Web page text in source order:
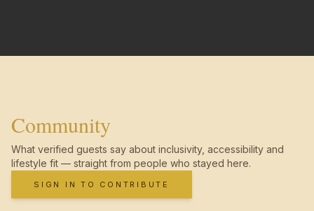
Community
What verified guests say about inclusivity, accessibility and
lifestyle fit — straight from people who stayed here.
SIGN IN TO CONTRIBUTE